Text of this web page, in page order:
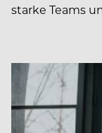
starke Teams